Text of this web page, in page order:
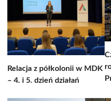
Relacja z półkolonii w MDK
– 4. i 5. dzień działań